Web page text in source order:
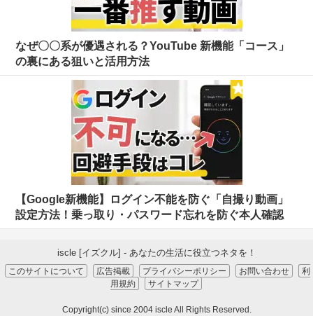
なぜ〇〇系が優遇される？YouTube 新機能「コース」
の裏にある狙いと活用方法
【Google新機能】ログイン不能を防ぐ「自撮り動画」
設定方法！乗っ取り・パスワード忘れを防ぐ本人確認
iscle [イズクル] - あなたの生活に役立つネタを！
このサイトについて 広告掲載 プライバシーポリシー お問い合わせ
利
用規約
サイトマップ
Copyright(c) since 2004 iscle All Rights Reserved.